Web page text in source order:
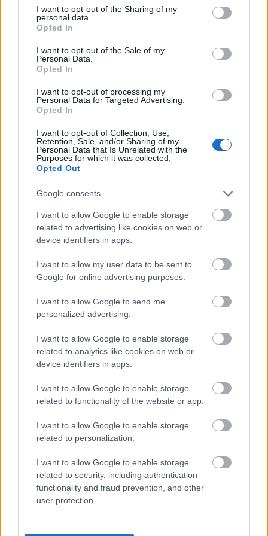
not limited to your visit or usage behaviour. You may click to
grant or deny consent to Google and its third-party tags to
use your data for below specified purposes in below Google
consent section.
I want to opt-out of the Sharing of my
personal data.
Opted In
I want to opt-out of the Sale of my
Personal Data.
Opted In
I want to opt-out of processing my
Personal Data for Targeted Advertising.
Opted In
I want to opt-out of Collection, Use,
Retention, Sale, and/or Sharing of my
Personal Data that Is Unrelated with the
Purposes for which it was collected.
Opted Out
Google consents
I want to allow Google to enable storage
related to advertising like cookies on web or
device identifiers in apps.
I want to allow my user data to be sent to
Google for online advertising purposes.
I want to allow Google to send me
personalized advertising.
I want to allow Google to enable storage
related to analytics like cookies on web or
device identifiers in apps.
I want to allow Google to enable storage
related to functionality of the website or app.
I want to allow Google to enable storage
related to personalization.
I want to allow Google to enable storage
related to security, including authentication
functionality and fraud prevention, and other
user protection.
Azonnal átvehető raktárról
Rendeld meg akár ingyenes házhoz szállítással vagy
személyesen. Megbízható webáruház. Kiemelkedő
garanciák. Inspiron, Vostro akku. Itt:
A projektum még 2016-ban vette kezdetét, amikor is
a laptopszervizt működtető cég azzal keresett meg,
helyezést elérni a keresőben. Az ilyen megbízást,
mint mindig, most is honlapelemzéssel kezdtem.
Kiderült, hogy a webáruházként működő és
ezer laptop alkatrészt
eleget a keresőszempontoknak és sem a főoldal, sem
egyetlen belső weblap sem releváns olyan
kulcsszavakra tekintettel, mint:
notebook szerviz budapest
iPad tablet érintőkijelző
laptop töltő minden Asus típushoz
Először tehát az on-site munkának kellett
kulcsszavainak megfelelő reprezentációja. A weblap-
analízisemet még februárban elkészítettem - aztán
hónapokig nem történt semmi. Utólag kiderült: a
legfontosabb javításokat, de nem igazán hittek
abban, hogy a két notebook szaküzlet (Buda, Pest
13: Angyalföld) online megjelenését is reprezentáló
alkatrész webshopforgalma ezeknek a javításoknak a
hatására megnőhet.Ám ez megtörtént.
Laptopszerviz Budapest
honlapjának kulcsszavas helyezése és organikus
forgalma meredeken megugrott.
Így megkerestek azzal, hogy a további
végezzek a szervizes és alkatrészes témákat érintő